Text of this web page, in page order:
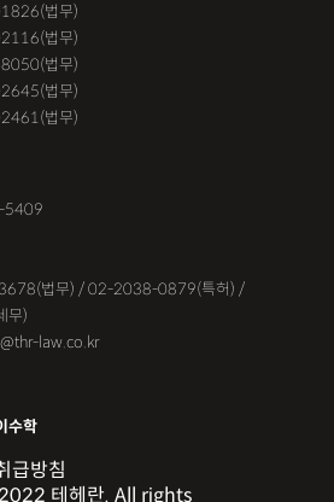
법무)
법무)
법무)
법무)
법무)
5409
법무) / 02-2038-0879(특허) /
무)
law.co.kr
수학
급방침
테헤란. All rights